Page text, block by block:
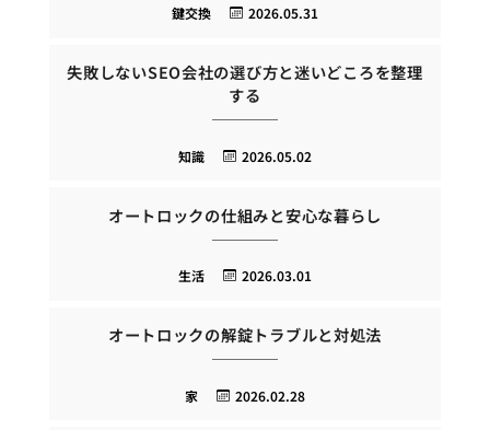
2026.05.31
鍵交換
失敗しないSEO会社の選び方と迷いどころを整理
する
2026.05.02
知識
オートロックの仕組みと安心な暮らし
2026.03.01
生活
オートロックの解錠トラブルと対処法
2026.02.28
家